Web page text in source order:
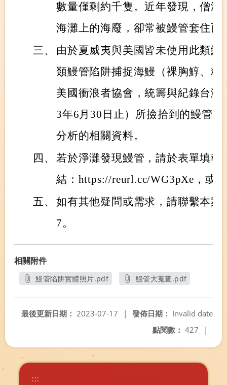
數量僅剩約千隻。近年發現，僧海
海灘上的海廢，卻常被鰻管套住而
三、
由於夏威夷與美國皆未使用此類
類鰻管陷阱捕捉海鰻（裸胸鯙、
美國衝浪者協會，統籌與紀錄台灣
3年6月30日止）所撿拾到的鰻管
分析的相關資料。
四、 若於淨灘發現鰻管，請於表單填報
結：https://reurl.cc/WG3pXe，或
五、 如有其他疑問或需求，請聯繫本案
7。
相關附件
鰻管陷阱實體照片.pdf
鰻管大蒐查.pdf
發佈日期： Invalid date
最後更新日期： 2023-07-17
|
點閱數： 427 |
:::